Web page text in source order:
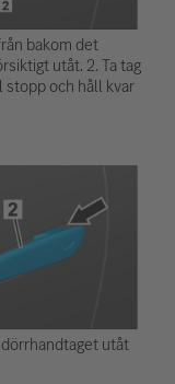
bakom det
utåt. 2. Ta tag
stopp och håll kvar
utåt